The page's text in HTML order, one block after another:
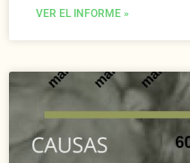
VER EL INFORME »